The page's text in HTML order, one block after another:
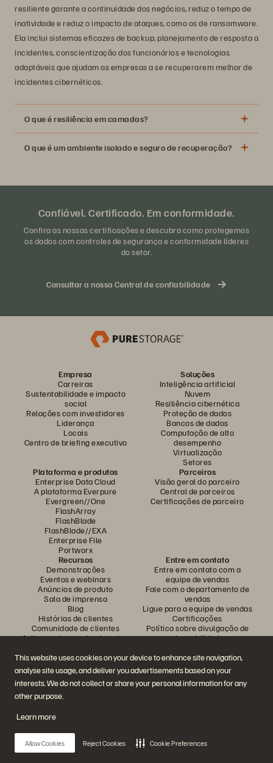
This website uses cookies on your device to enhance site navigation,
analyse site usage, and deliver you advertisements based on your
interests. We do not collect or share your personal information for any
other purpose.
Learn more
Allow Cookies Reject Cookies Cookie Preferences
resiliente garante a continuidade dos negócios, reduz o tempo de
inatividade e reduz o impacto de ataques, como os de ransomware.
Ela inclui sistemas eficazes de backup, planejamento de resposta a
incidentes, conscientização dos funcionários e tecnologias
adaptáveis que ajudam as empresas a se recuperarem melhor de
incidentes cibernéticos.
O que é resiliência em camadas?
O que é um ambiente isolado e seguro de recuperação?
Confiável. Certificado. Em conformidade.
Confira as nossas certificações e descubra como protegemos
os dados com controles de segurança e conformidade líderes
do setor.
Consultar a nossa Central de confiabilidade
Empresa
Carreiras
Sustentabilidade e impacto
social
Relações com investidores
Liderança
Locais
Centro de briefing executivo
Soluções
Inteligência artificial
Nuvem
Resiliência cibernética
Proteção de dados
Bancos de dados
Computação de alto
desempenho
Virtualização
Setores
Plataforma e produtos
Enterprise Data Cloud
A plataforma Everpure
Evergreen//One
FlashArray
FlashBlade
FlashBlade//EXA
Enterprise File
Portworx
Parceiros
Visão geral do parceiro
Central de parceiros
Certificações de parceiro
Recursos
Demonstrações
Eventos e webinars
Anúncios de produto
Sala de imprensa
Blog
Histórias de clientes
Comunidade de clientes
Artigos sobre conhecimentos
Entre em contato
Entre em contato com a
equipe de vendas
Fale com o departamento de
vendas
Ligue para a equipe de vendas
Certificações
Política sobre divulgação de
vulnerabilidades
Participe da conversa
Siga todas as redes sociais da Everpure
© 2026 Everpure, Inc. Todos os direitos reservados.
Privacidade
Termos do siteQuestões legaisCentral de confiabilidade